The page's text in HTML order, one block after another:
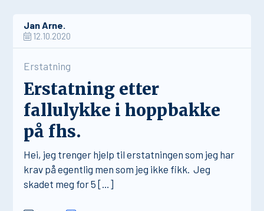
Jan Arne.
12.10.2020
Erstatning
Erstatning etter
fallulykke i hoppbakke
på fhs.
Hei, jeg trenger hjelp til erstatningen som jeg har
krav på egentlig men som jeg ikke fikk. Jeg
skadet meg for 5 […]